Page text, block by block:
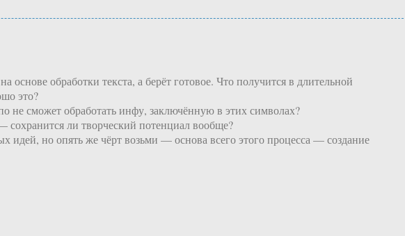
обработки текста, а берёт готовое. Что получится в длительной
это?
не сможет обработать инфу, заключённую в этих символах?
ли творческий потенциал вообще?
идей, но опять же чёрт возьми — основа всего этого процесса — создание